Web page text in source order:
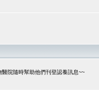
院隨時幫助他們刊登認養訊息~~